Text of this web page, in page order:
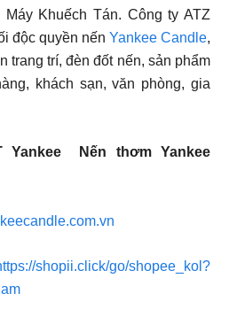
Khuếch Tán. Công ty ATZ
độc quyền nến Yankee Candle,
trang trí, đèn đốt nến, sản phẩm
khách sạn, văn phòng, gia
Yankee Nến thơm Yankee
shopii.click/go/shopee_kol?